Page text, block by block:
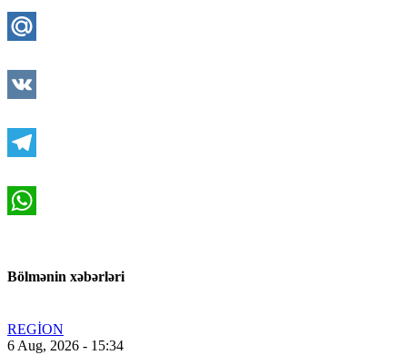
Bölmənin xəbərləri
REGİON
6 Aug, 2026 - 15:34